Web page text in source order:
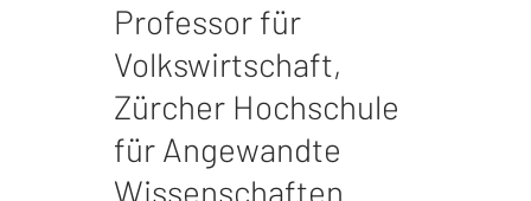
Professor für
Volkswirtschaft,
Zürcher Hochschule
für Angewandte
Wissenschaften